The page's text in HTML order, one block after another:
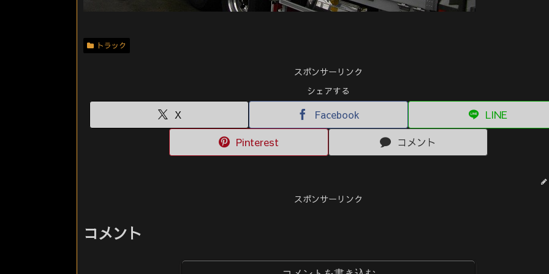
トラック
スポンサーリンク
シェアする
X Facebook LINE
Pinterest コメント
スポンサーリンク
コメント